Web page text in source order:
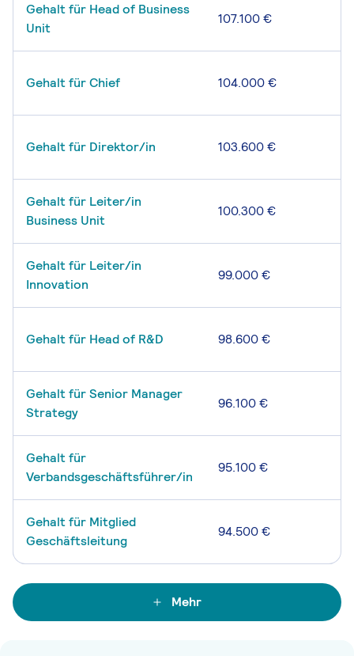
Gehalt für Head of Business
Unit
107.100 €
Gehalt für Chief 104.000 €
Gehalt für Direktor/in 103.600 €
Gehalt für Leiter/in
Business Unit
100.300 €
Gehalt für Leiter/in
Innovation
99.000 €
Gehalt für Head of R&D 98.600 €
Gehalt für Senior Manager
Strategy
96.100 €
Gehalt für
Verbandsgeschäftsführer/in
95.100 €
Gehalt für Mitglied
Geschäftsleitung
94.500 €
Mehr